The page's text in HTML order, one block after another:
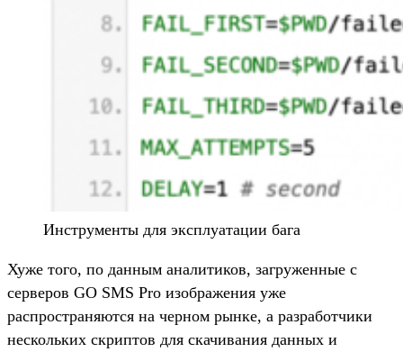
Инструменты для эксплуатации бага
Хуже того, по данным аналитиков, загруженные с
серверов GO SMS Pro изображения уже
распространяются на черном рынке, а разработчики
нескольких скриптов для скачивания данных и